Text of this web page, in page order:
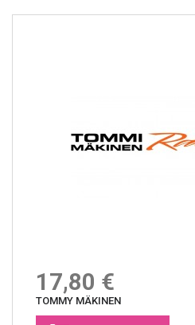
17,80 €
TOMMY MÄKINEN